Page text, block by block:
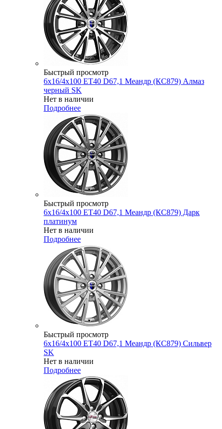
Быстрый просмотр
6x16/4x100 ET40 D67,1 Меандр (КС879) Алмаз
черный SK
Нет в наличии
Подробнее
Быстрый просмотр
6x16/4x100 ET40 D67,1 Меандр (КС879) Дарк
платинум
Нет в наличии
Подробнее
Быстрый просмотр
6x16/4x100 ET40 D67,1 Меандр (КС879) Сильвер
SK
Нет в наличии
Подробнее